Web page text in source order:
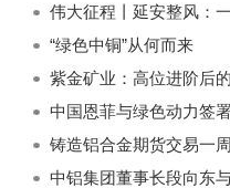
“绿色中铜”从何而来
紫金矿业：高位进阶后
中国恩菲与绿色动力签
铸造铝合金期货交易一